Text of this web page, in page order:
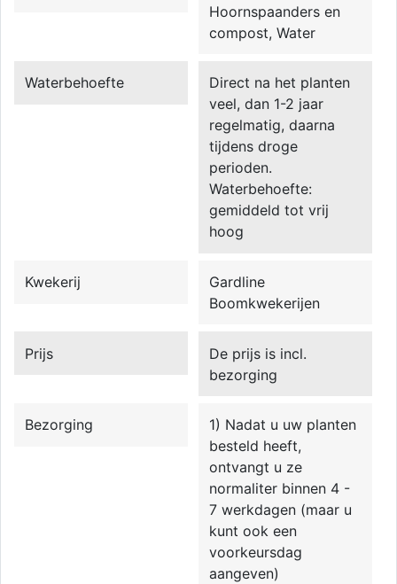
Hoornspaanders en
compost, Water
Waterbehoefte
Direct na het planten
veel, dan 1-2 jaar
regelmatig, daarna
tijdens droge
perioden.
Waterbehoefte:
gemiddeld tot vrij
hoog
Kwekerij
Gardline
Boomkwekerijen
Prijs
De prijs is incl.
bezorging
Bezorging
1) Nadat u uw planten
besteld heeft,
ontvangt u ze
normaliter binnen 4 -
7 werkdagen (maar u
kunt ook een
voorkeursdag
aangeven)